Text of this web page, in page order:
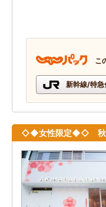
こ
新幹線/特急
◇◆女性限定◆◇ 秋葉